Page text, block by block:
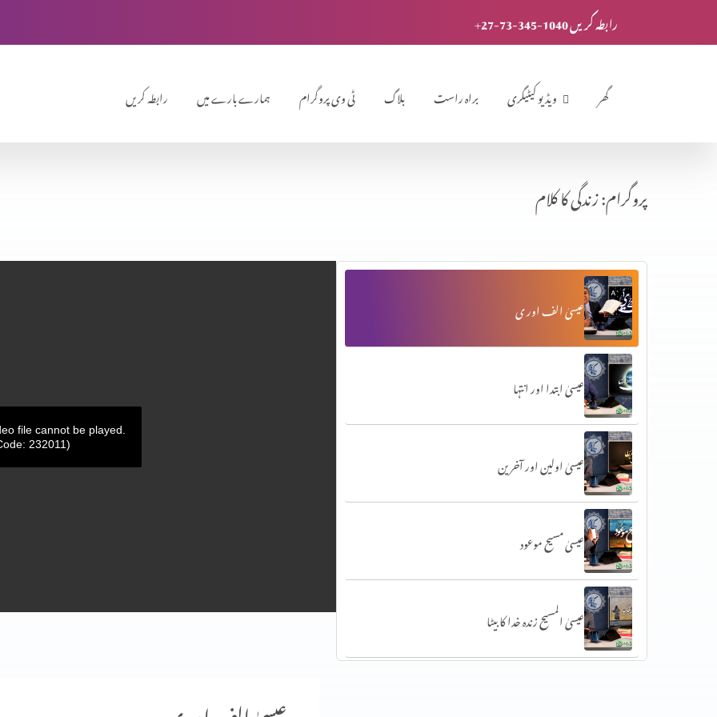
+27-73-345-1040 رابطہ کریں
رابطہ کریں ہمارے بارے میں ٹی وی پروگرام بلاگ براہ راست ویڈیو کیٹیگری گھر
پروگرام: زندگی کا کلام
file cannot be played.
232011)
عیسیٰ الف اور ی
عیسیٰ ابتدا اور انتہا
عیسیٰ اولین اور آخرین
عیسیٰ مسیح موعود
عیسیٰ المسیح زندہ خدا کا بیٹا